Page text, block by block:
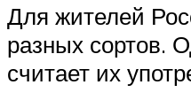
Для жителей
разных сортов.
считает их